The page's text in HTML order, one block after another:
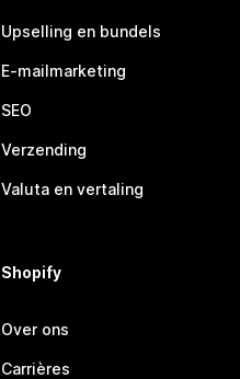
Upselling en bundels
E-mailmarketing
SEO
Verzending
Valuta en vertaling
Shopify
Over ons
Carrières